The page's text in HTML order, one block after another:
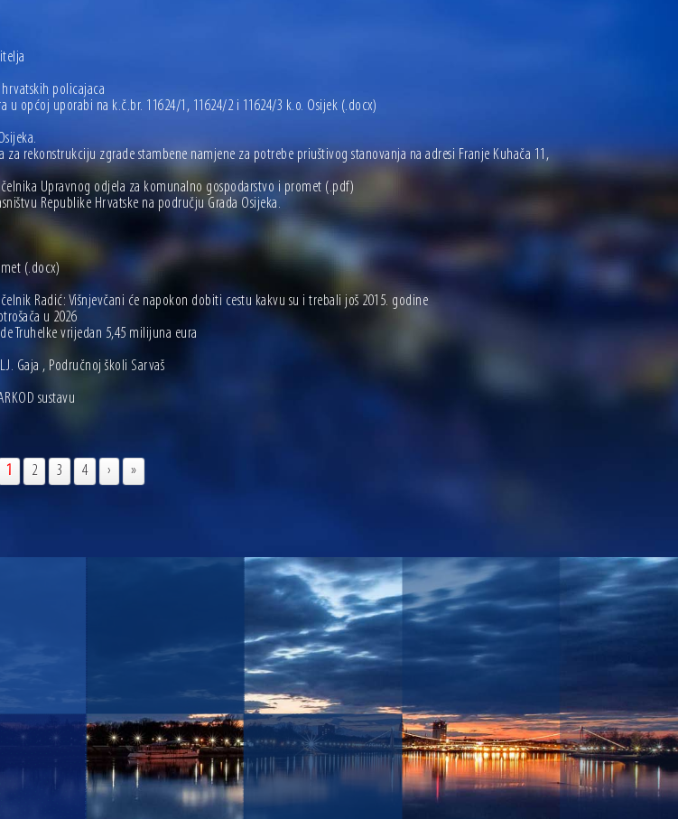
policajaca
općoj uporabi na k.č.br. 11624/1, 11624/2 i 11624/3 k.o. Osijek (.docx)
rekonstrukciju zgrade stambene namjene za potrebe priuštivog stanovanja na adresi Franje Kuhača 11,
Upravnog odjela za komunalno gospodarstvo i promet (.pdf)
Republike Hrvatske na području Grada Osijeka.
(.docx)
Radić: Višnjevčani će napokon dobiti cestu kakvu su i trebali još 2015. godine
u 2026
Truhelke vrijedan 5,45 milijuna eura
Gaja , Područnoj školi Sarvaš
sustavu
1 2 3 4 › »